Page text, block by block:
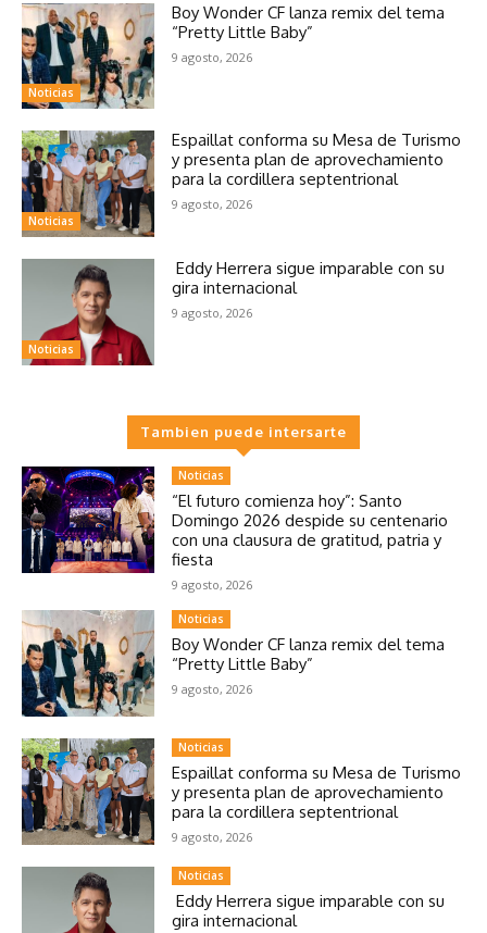
Noticias
Boy Wonder CF lanza remix del tema
“Pretty Little Baby”
9 agosto, 2026
Noticias
Espaillat conforma su Mesa de Turismo
y presenta plan de aprovechamiento
para la cordillera septentrional
9 agosto, 2026
Noticias
Eddy Herrera sigue imparable con su
gira internacional
9 agosto, 2026
Tambien puede intersarte
Noticias
“El futuro comienza hoy”: Santo
Domingo 2026 despide su centenario
con una clausura de gratitud, patria y
fiesta
9 agosto, 2026
Noticias
Boy Wonder CF lanza remix del tema
“Pretty Little Baby”
9 agosto, 2026
Noticias
Espaillat conforma su Mesa de Turismo
y presenta plan de aprovechamiento
para la cordillera septentrional
9 agosto, 2026
Noticias
Eddy Herrera sigue imparable con su
gira internacional